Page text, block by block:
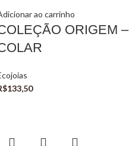
ao carrinho
ORIGEM –
133,50